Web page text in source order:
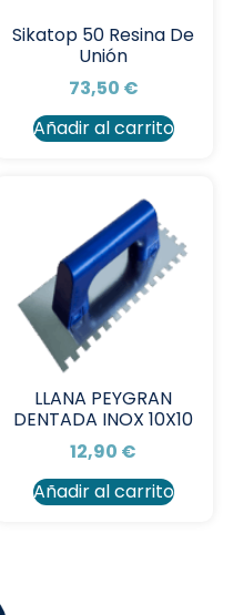
Sikatop 50 Resina De
Unión
73,50 €
Añadir al carrito
LLANA PEYGRAN
DENTADA INOX 10X10
12,90 €
Añadir al carrito